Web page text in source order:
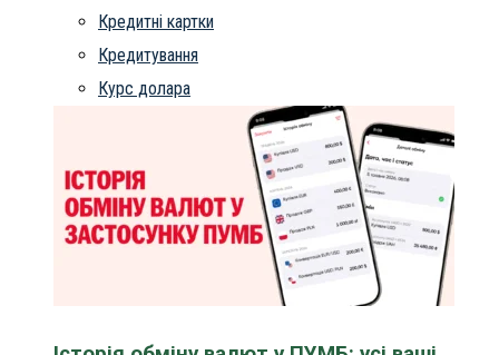
Кредитні картки
Кредитування
Курс долара